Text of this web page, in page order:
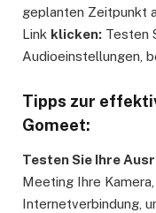
geplanten Zeitpunkt
Link klicken: Testen
Audioeinstellungen,
Tipps zur
Gomeet:
Testen Sie Ihre
Meeting Ihre
Internetverbindung,